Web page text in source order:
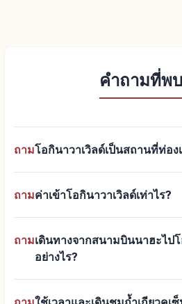
คำถามที่พ
ถามโอกินาวาเวิลด์เป็นสถานที่ท่อง
ถามค่าเข้าโอกินาวาเวิลด์เท่าไร?
ถามเดินทางจากสนามบินนาฮะไป
อย่างไร?